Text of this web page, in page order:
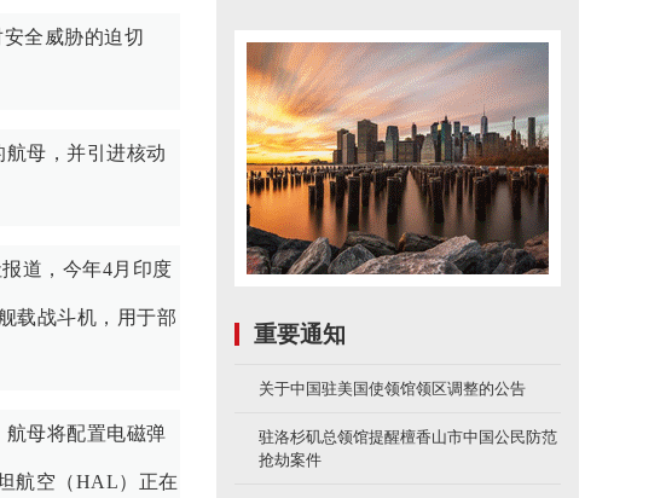
全威胁的迫切
母，并引进核动
道，今年4月印度
载战斗机，用于部
母将配置电磁弹
航空（HAL）正在
重要通知
关于中国驻美国使领馆领区调整的公告
驻洛杉矶总领馆提醒檀香山市中国公民防范
抢劫案件